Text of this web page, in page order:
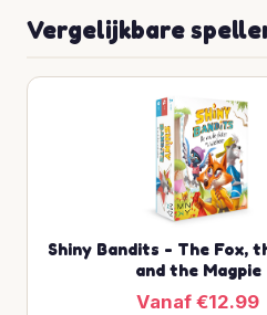
Vergelijkbare
Shiny Bandits - The Fox,
and the Magpie
Vanaf €12.99